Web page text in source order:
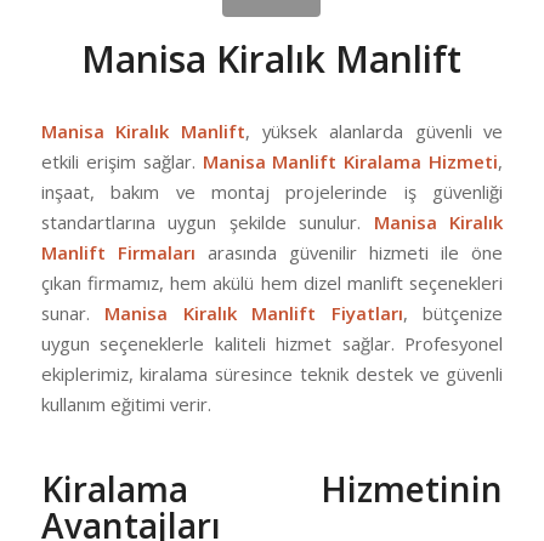
Manisa Kiralık Manlift
Manisa Kiralık Manlift, yüksek alanlarda güvenli ve
etkili erişim sağlar. Manisa Manlift Kiralama Hizmeti,
inşaat, bakım ve montaj projelerinde iş güvenliği
standartlarına uygun şekilde sunulur. Manisa Kiralık
Manlift Firmaları arasında güvenilir hizmeti ile öne
çıkan firmamız, hem akülü hem dizel manlift seçenekleri
sunar. Manisa Kiralık Manlift Fiyatları, bütçenize
uygun seçeneklerle kaliteli hizmet sağlar. Profesyonel
ekiplerimiz, kiralama süresince teknik destek ve güvenli
kullanım eğitimi verir.
Kiralama Hizmetinin
Avantajları